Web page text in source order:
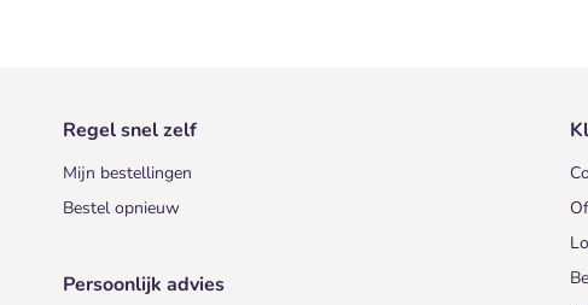
Regel snel zelf
Mijn bestellingen
Bestel opnieuw
Persoonlijk advies